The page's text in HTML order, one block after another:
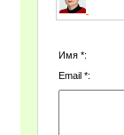
Имя *:
Email *: